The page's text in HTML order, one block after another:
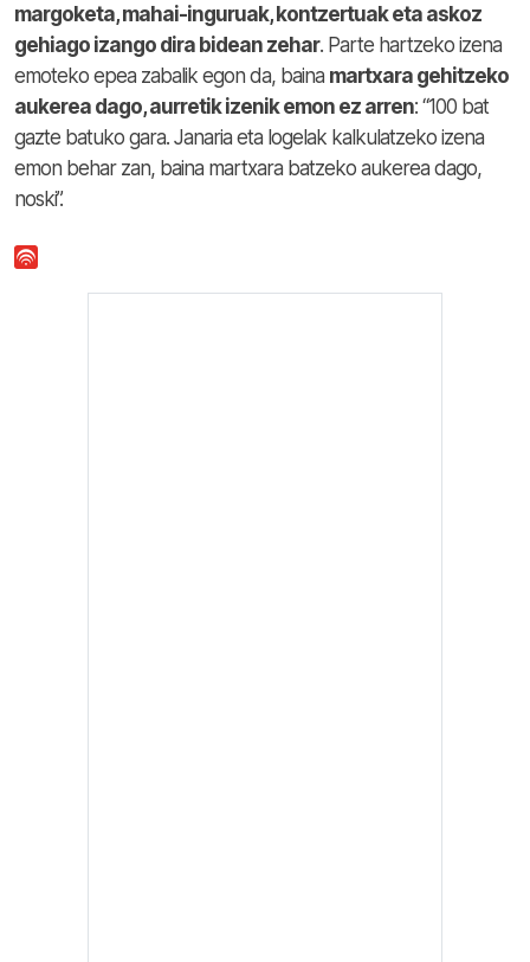
margoketa, mahai-inguruak, kontzertuak eta askoz
gehiago izango dira bidean zehar. Parte hartzeko izena
emoteko epea zabalik egon da, baina martxara gehitzeko
aukerea dago, aurretik izenik emon ez arren: “100 bat
gazte batuko gara. Janaria eta logelak kalkulatzeko izena
emon behar zan, baina martxara batzeko aukerea dago,
noski”.